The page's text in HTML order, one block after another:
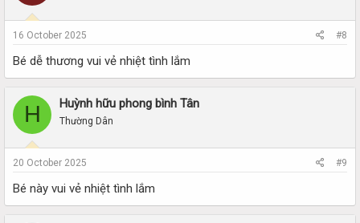
16 October 2025 #8
Bé dễ thương vui vẻ nhiệt tình lắm
H Huỳnh hữu phong bình Tân
Thường Dân
20 October 2025 #9
Bé này vui vẻ nhiệt tình lắm